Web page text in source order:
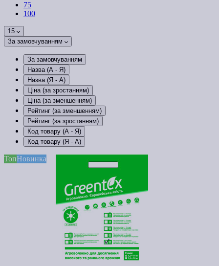
75
100
15
За замовчуванням
За замовчуванням
Назва (А - Я)
Назва (Я - А)
Ціна (за зростанням)
Ціна (за зменшенням)
Рейтинг (за зменшенням)
Рейтинг (за зростанням)
Код товару (А - Я)
Код товару (Я - А)
ТопНовинка